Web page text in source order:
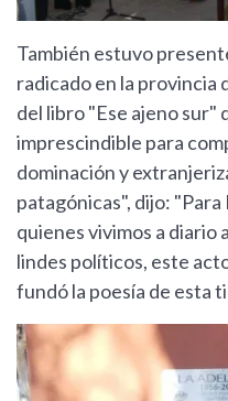
También estuvo
radicado en la
del libro "Ese ajeno sur"
imprescindible para
dominación y
patagónicas", dijo: "Para
quienes vivimos a diario
lindes políticos, este
fundó la poesía de esta